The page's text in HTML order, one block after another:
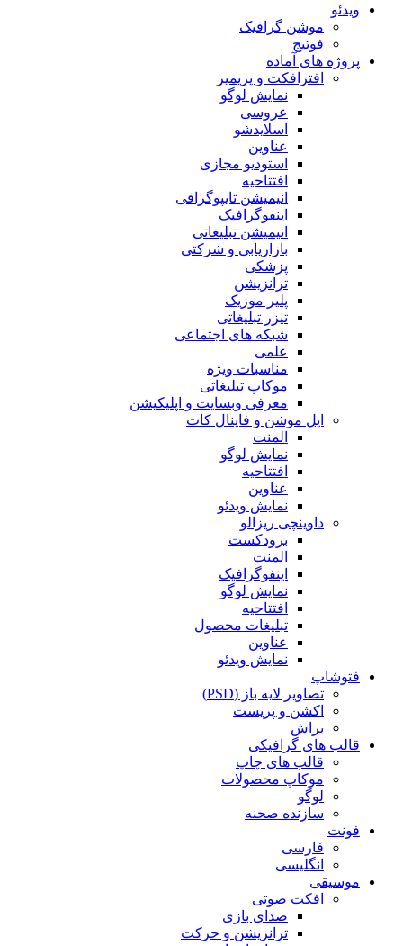
ویدئو
موشن گرافیک
فوتیج
پروژه های آماده
افترافکت و پریمیر
نمایش لوگو
عروسی
اسلایدشو
عناوین
استودیو مجازی
افتتاحیه
انیمیشن تایپوگرافی
اینفوگرافیک
انیمیشن تبلیغاتی
بازاریابی و شرکتی
پزشکی
ترانزیشن
پلیر موزیک
تیزر تبلیغاتی
شبکه های اجتماعی
علمی
مناسبات ویژه
موکاپ تبلیغاتی
معرفی وبسایت و اپلیکیشن
اپل موشن و فاینال کات
المنت
نمایش لوگو
افتتاحیه
عناوین
نمایش ویدئو
داوینچی ریزالو
برودکست
المنت
اینفوگرافیک
نمایش لوگو
افتتاحیه
تبلیغات محصول
عناوین
نمایش ویدئو
فتوشاپ
تصاویر لایه باز (PSD)
اکشن و پریست
براش
قالب های گرافیکی
قالب های چاپ
موکاپ محصولات
لوگو
سازنده صحنه
فونت
فارسی
انگلیسی
موسیقی
افکت صوتی
صدای بازی
ترانزیشن و حرکت